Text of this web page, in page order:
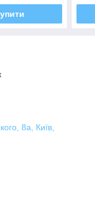
8а, Київ,